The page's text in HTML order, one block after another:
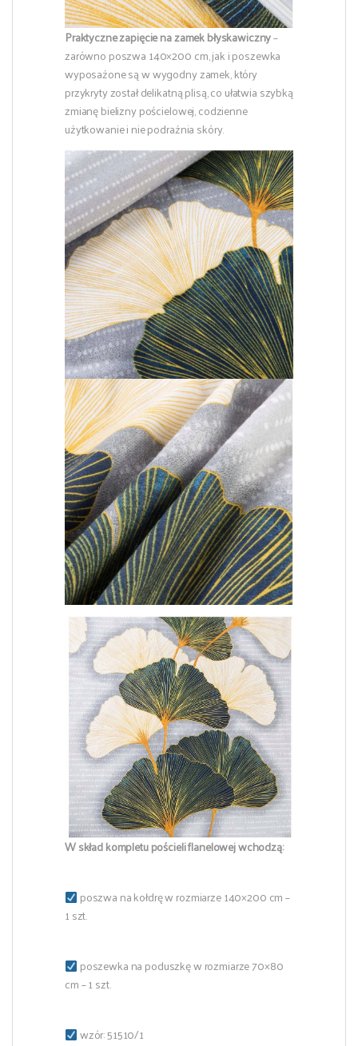
Praktyczne zapięcie na zamek błyskawiczny–
zarówno poszwa 140×200 cm, jak i poszewka
wyposażone są w wygodny zamek, który
przykryty został delikatną plisą, co ułatwia szybką
zmianę bielizny pościelowej, codzienne
użytkowanie i nie podrażnia skóry.
W skład kompletu pościeli flanelowej wchodzą:
poszwa na kołdrę w rozmiarze 140×200 cm –
1 szt.
poszewka na poduszkę w rozmiarze 70×80
cm – 1 szt.
wzór: 51510/1